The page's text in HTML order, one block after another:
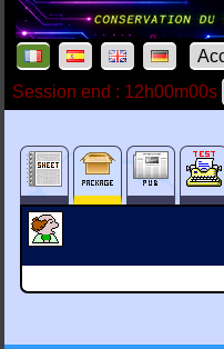
Session end : 12h00m00s